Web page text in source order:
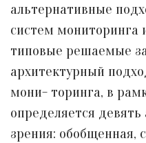
альтернативные
систем мониторинга
типовые решаемые
архитектурный
мони- торинга, в
определяется
зрения: обобщенная,